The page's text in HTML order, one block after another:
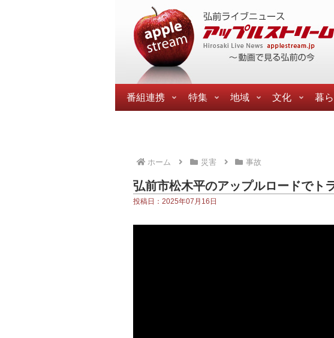
番組連携 特集 地域 文化 暮
ホーム 災害 事故
弘前市松木平のアップルロードでト
投稿日：2025年07月16日